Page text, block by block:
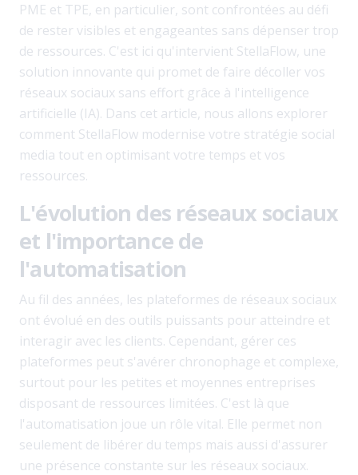
PME et TPE, en particulier, sont confrontées au défi
de rester visibles et engageantes sans dépenser trop
de ressources. C'est ici qu'intervient StellaFlow, une
solution innovante qui promet de faire décoller vos
réseaux sociaux sans effort grâce à l'intelligence
artificielle (IA). Dans cet article, nous allons explorer
comment StellaFlow modernise votre stratégie social
media tout en optimisant votre temps et vos
ressources.
L'évolution des réseaux sociaux
et l'importance de
l'automatisation
Au fil des années, les plateformes de réseaux sociaux
ont évolué en des outils puissants pour atteindre et
interagir avec les clients. Cependant, gérer ces
plateformes peut s'avérer chronophage et complexe,
surtout pour les petites et moyennes entreprises
disposant de ressources limitées. C'est là que
l'automatisation joue un rôle vital. Elle permet non
seulement de libérer du temps mais aussi d'assurer
une présence constante sur les réseaux sociaux.